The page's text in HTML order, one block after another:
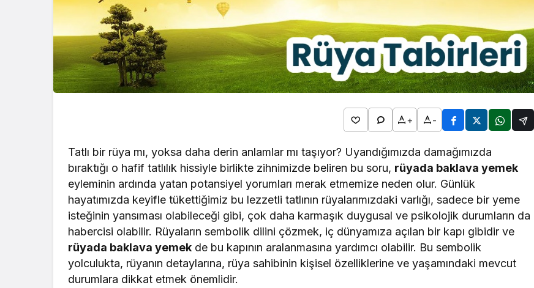
+ -
Tatlı bir rüya mı, yoksa daha derin anlamlar mı taşıyor? Uyandığımızda damağımızda
bıraktığı o hafif tatlılık hissiyle birlikte zihnimizde beliren bu soru, rüyada baklava yemek
eyleminin ardında yatan potansiyel yorumları merak etmemize neden olur. Günlük
hayatımızda keyifle tükettiğimiz bu lezzetli tatlının rüyalarımızdaki varlığı, sadece bir yeme
isteğinin yansıması olabileceği gibi, çok daha karmaşık duygusal ve psikolojik durumların da
habercisi olabilir. Rüyaların sembolik dilini çözmek, iç dünyamıza açılan bir kapı gibidir ve
rüyada baklava yemek de bu kapının aralanmasına yardımcı olabilir. Bu sembolik
yolculukta, rüyanın detaylarına, rüya sahibinin kişisel özelliklerine ve yaşamındaki mevcut
durumlara dikkat etmek önemlidir.